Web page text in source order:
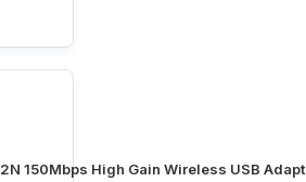
150Mbps High Gain Wireless USB